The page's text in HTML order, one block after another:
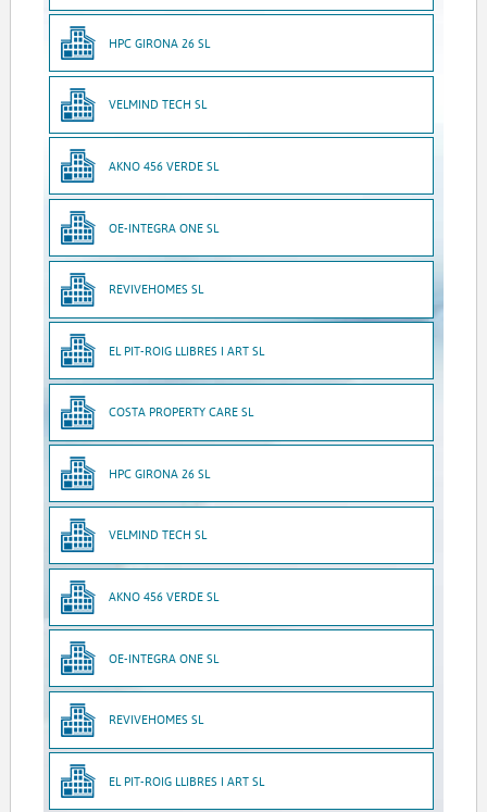
HPC GIRONA 26 SL
VELMIND TECH SL
AKNO 456 VERDE SL
OE-INTEGRA ONE SL
REVIVEHOMES SL
EL PIT-ROIG LLIBRES I ART SL
COSTA PROPERTY CARE SL
HPC GIRONA 26 SL
VELMIND TECH SL
AKNO 456 VERDE SL
OE-INTEGRA ONE SL
REVIVEHOMES SL
EL PIT-ROIG LLIBRES I ART SL